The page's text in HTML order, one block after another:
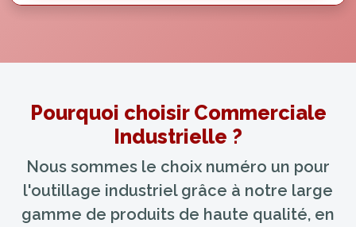
Pourquoi choisir Commerciale
Industrielle ?
Nous sommes le choix numéro un pour
l'outillage industriel grâce à notre large
gamme de produits de haute qualité, en